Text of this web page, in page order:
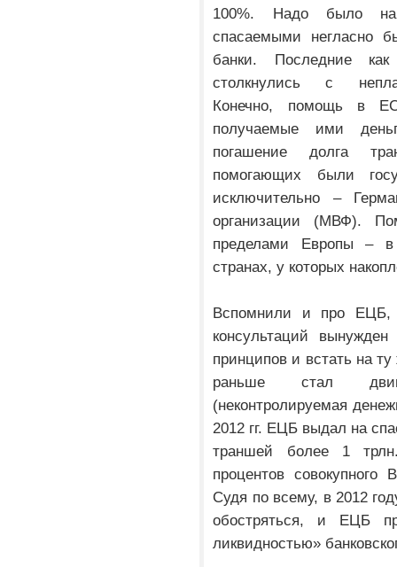
100%. Надо было
спасаемыми негласно
банки. Последние как
столкнулись с
Конечно, помощь в
получаемые ими
погашение долга
помогающих были
исключительно –
организации (МВФ).
пределами Европы –
странах, у которых
Вспомнили и про ЕЦБ,
консультаций
принципов и встать на
раньше стал
(неконтролируемая
2012 гг. ЕЦБ выдал на
траншей более 1
процентов
Судя по всему, в 2012
обостряться, и ЕЦБ
ликвидностью»